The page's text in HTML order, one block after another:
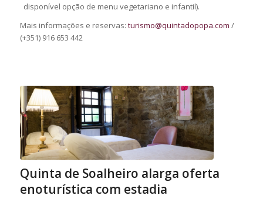
disponível opção de menu vegetariano e infantil).
Mais informações e reservas: turismo@quintadopopa.com /
(+351) 916 653 442
Quinta de Soalheiro alarga oferta
enoturística com estadia